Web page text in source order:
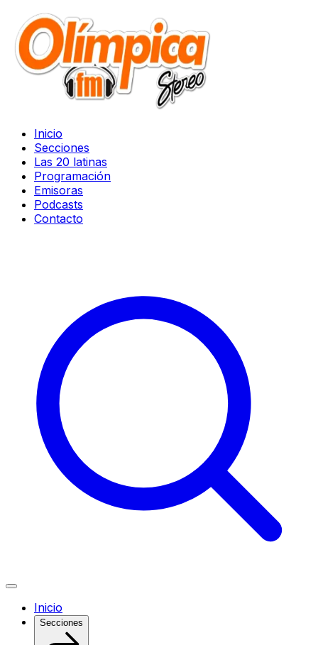
Inicio
Secciones
Las 20 latinas
Programación
Emisoras
Podcasts
Contacto
Inicio
Secciones